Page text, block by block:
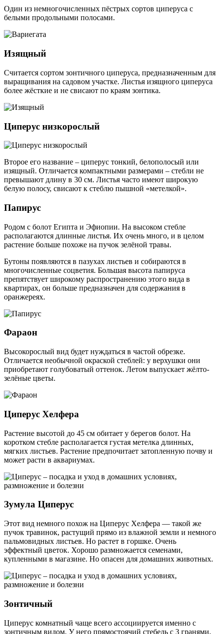
Один из немногочисленных пёстрых сортов циперуса с
белыми продольными полосами.
Изящный
Считается сортом зонтичного циперуса, предназначенным для
выращивания на садовом участке. Листья изящного циперуса
более жёсткие и не свисают по краям зонтика.
Циперус низкорослый
Второе его название – циперус тонкий, белополосый или
изящный. Отличается компактными размерами – стебли не
превышают длину в 30 см. Листья часто имеют широкую
белую полосу, свисают к стеблю пышной «метелкой».
Папирус
Родом с болот Египта и Эфиопии. На высоком стебле
располагаются длинные листья. Их очень много, и в целом
растение больше похоже на пучок зелёной травы.
Бутоны появляются в пазухах листьев и собираются в
многочисленные соцветия. Большая высота папируса
препятствует широкому распространению этого вида в
квартирах, он больше предназначен для содержания в
оранжереях.
Фараон
Высокорослый вид будет нуждаться в частой обрезке.
Отличается необычной окраской стеблей: у верхушки они
приобретают голубоватый оттенок. Летом выпускает жёлто-
зелёные цветы.
Циперус Хелфера
Растение высотой до 45 см обитает у берегов болот. На
коротком стебле располагается густая метелка длинных,
мягких листьев. Растение предпочитает затопленную почву и
может расти в аквариумах.
Зумула Циперус
Этот вид немного похож на Циперус Хелфера — такой же
пучок травинок, растущий прямо из влажной земли и немного
пальмовидных листьев. Но растет в горшке. Очень
эффектный цветок. Хорошо размножается семенами,
купленными в магазине. Но опасен для домашних животных.
Зонтичный
Циперус комнатный чаще всего ассоциируется именно с
зонтичным видом. У него прямостоячий стебель с 3 гранями,